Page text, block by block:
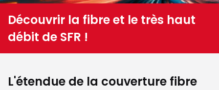
Découvrir la fibre et le très haut
débit de SFR !
L'étendue de la couverture fibre